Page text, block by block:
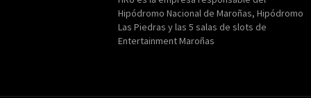
Hipódromo Nacional de Maroñas, Hipódromo
Las Piedras y las 5 salas de slots de
Entertainment Maroñas